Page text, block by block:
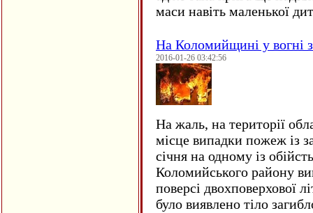
маси навіть маленької
На Коломийщині у вогні
2016-01-26 03:42:56
На жаль, на території
місце випадки пожеж із
січня на одному із
Коломийського району
поверсі двохповерхової
було виявлено тіло